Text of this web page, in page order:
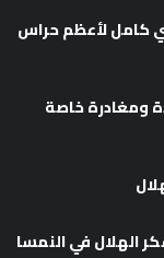
كامل لأعظم حراس
ومغادرة خاصة
الهلال في النمسا